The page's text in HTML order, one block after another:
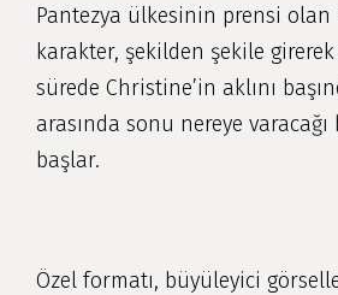
Pantezya ülkesinin prensi olan
karakter, şekilden şekile
sürede Christine’in aklını
arasında sonu nereye
başlar.
Özel formatı, büyüleyici